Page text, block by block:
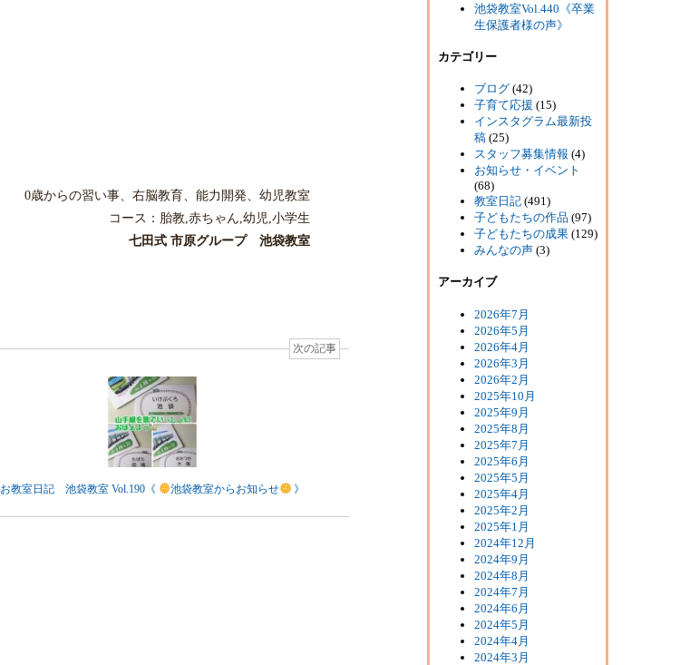
池袋教室Vol.440《卒業
生保護者様の声》
カテゴリー
ブログ (42)
子育て応援 (15)
インスタグラム最新投
稿 (25)
スタッフ募集情報 (4)
お知らせ・イベント
(68)
教室日記 (491)
子どもたちの作品 (97)
子どもたちの成果 (129)
みんなの声 (3)
アーカイブ
2026年7月
2026年5月
2026年4月
2026年3月
2026年2月
2025年10月
2025年9月
2025年8月
2025年7月
2025年6月
2025年5月
2025年4月
2025年2月
2025年1月
2024年12月
2024年9月
2024年8月
2024年7月
2024年6月
2024年5月
2024年4月
2024年3月
0歳からの習い事、右脳教育、能力開発、幼児教室
コース：胎教,赤ちゃん,幼児,小学生
七田式 市原グループ 池袋教室
次の記事
お教室日記 池袋教室 Vol.190《 池袋教室からお知らせ 》